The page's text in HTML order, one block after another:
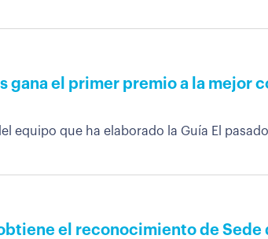
gana el primer premio a la mejor
equipo que ha elaborado la Guía El
el reconocimiento de Sede